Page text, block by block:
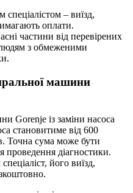
– виїзд,
оплати.
частини від перевірених
з обмеженими
машини
Gorenje із заміни насоса
становитиме від 600
Точна сума може бути
проведення діагностики.
його виїзд,